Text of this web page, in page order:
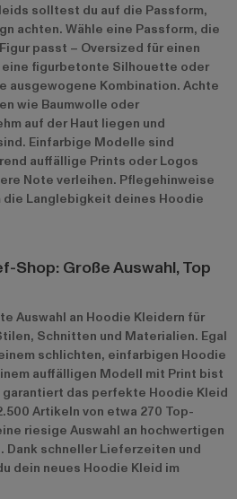
solltest du auf die Passform,
achten. Wähle eine Passform, die
passt – Oversized für einen
eine figurbetonte Silhouette oder
ausgewogene Kombination. Achte
wie Baumwolle oder
auf der Haut liegen und
Einfarbige Modelle sind
auffällige Prints oder Logos
Note verleihen. Pflegehinweise
Langlebigkeit deines Hoodie
Shop: Große Auswahl, Top
Auswahl an Hoodie Kleidern für
Schnitten und Materialien. Egal
schlichten, einfarbigen Hoodie
auffälligen Modell mit Print bist
das perfekte Hoodie Kleid
Artikeln von etwa 270 Top-
riesige Auswahl an hochwertigen
Dank schneller Lieferzeiten und
dein neues Hoodie Kleid im